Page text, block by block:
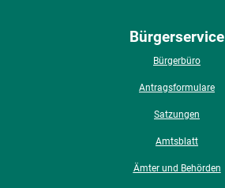
Bürgerservice
Bürgerbüro
Antragsformulare
Satzungen
Amtsblatt
Ämter und Behörden